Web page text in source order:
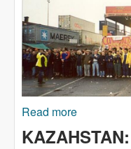
Read more
planetu